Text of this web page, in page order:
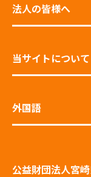
法人の皆様へ
当サイトについて
外国語
公益財団法人宮